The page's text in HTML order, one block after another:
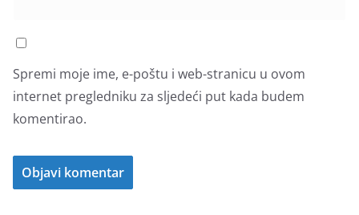
Spremi moje ime, e-poštu i web-stranicu u ovom
internet pregledniku za sljedeći put kada budem
komentirao.